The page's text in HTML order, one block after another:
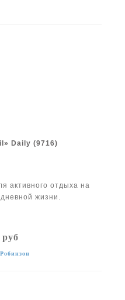
Daily (9716)
активного отдыха на
жизни.
руб